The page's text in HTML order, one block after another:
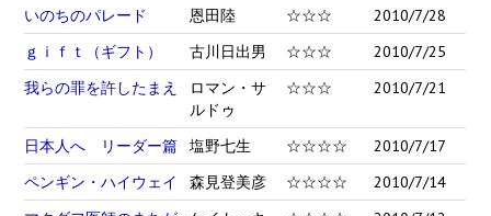
いのちのパレード 恩田陸 ☆☆☆
2010/7/28
ｇｉｆｔ（ギフト）
古川日出男 ☆☆☆
2010/7/25
我らの罪を許したまえ
ロマン・サ
ルドゥ
☆☆☆ 2010/7/21
日本人へ リーダー篇 塩野七生 ☆☆☆☆
2010/7/17
ペンギン・ハイウェイ
森見登美彦 ☆☆☆☆
2010/7/14